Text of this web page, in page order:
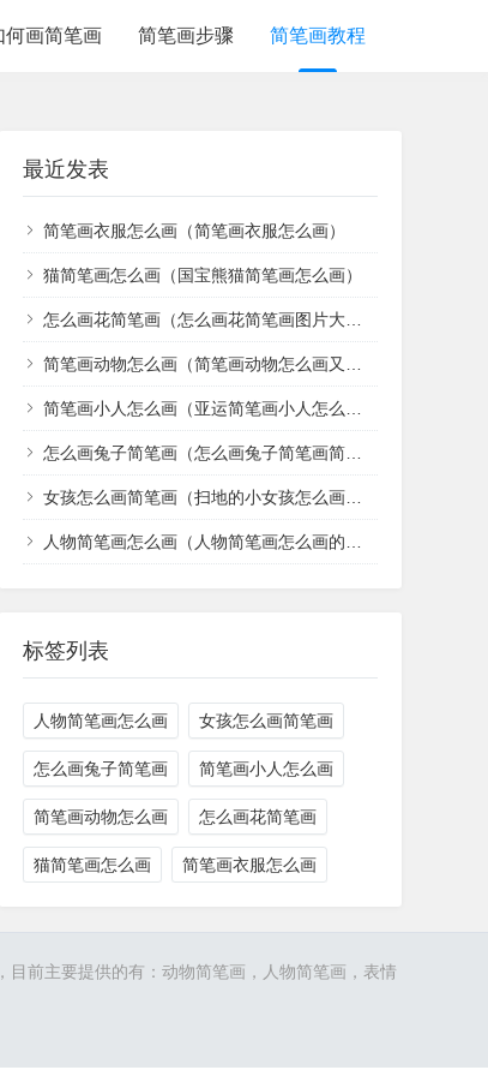
何画简笔画 简笔画步骤 简笔画教程
最近发表
简笔画衣服怎么画（简笔画衣服怎么画）
猫简笔画怎么画（国宝熊猫简笔画怎么画）
怎么画花简笔画（怎么画花简笔画图片大全）
简笔画动物怎么画（简笔画动物怎么画又好看）
简笔画小人怎么画（亚运简笔画小人怎么画）
怎么画兔子简笔画（怎么画兔子简笔画简单）
女孩怎么画简笔画（扫地的小女孩怎么画简笔画）
人物简笔画怎么画（人物简笔画怎么画的像）
标签列表
人物简笔画怎么画 女孩怎么画简笔画
怎么画兔子简笔画 简笔画小人怎么画
简笔画动物怎么画 怎么画花简笔画
猫简笔画怎么画 简笔画衣服怎么画
前主要提供的有： 动物简笔画 ， 人物简笔画 ，表情